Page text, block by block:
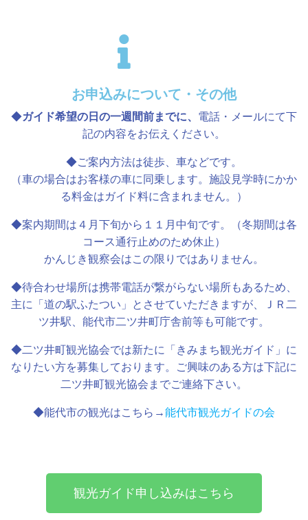
お申込みについて・その他
◆ガイド希望の日の一週間前までに、 電話・メールにて下
記の内容をお伝えください。
◆ご案内方法は徒歩、車などです。
（車の場合はお客様の車に同乗します。施設見学時にかか
る料金はガイド料に含まれません。）
◆案内期間は４月下旬から１１月中旬です。（冬期間は各
コース通行止めのため休止）
かんじき観察会はこの限りではありません。
◆待合わせ場所は携帯電話が繋がらない場所もあるため、
主に「道の駅ふたつい」とさせていただきますが、ＪＲ二
ツ井駅、能代市二ツ井町庁舎前等も可能です。
◆二ツ井町観光協会では新たに「きみまち観光ガイド」に
なりたい方を募集しております。ご興味のある方は下記に
二ツ井町観光協会までご連絡下さい。
◆能代市の観光はこちら→能代市観光ガイドの会
観光ガイド申し込みはこちら